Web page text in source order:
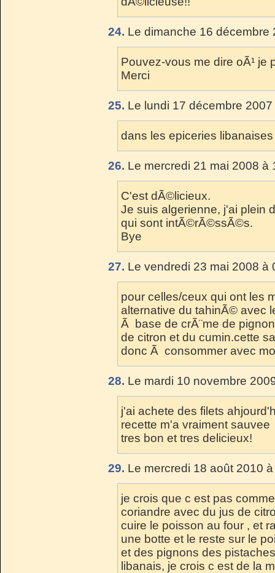
24. Le dimanche 16
Pouvez-vous me dire oÃ¹
Merci
25. Le lundi 17 décembre
dans les epiceries
26. Le mercredi 21 mai 2008 à
C'est dÃ©licieux.
Je suis algerienne, j'ai plein
qui sont intÃ©rÃ©ssÃ©s.
Bye
27. Le vendredi 23 mai 2008 à
pour celles/ceux qui ont les
alternative du tahinÃ© avec
Ã base de crÃ¨me de
de citron et du cumin.cette
donc Ã consommer avec
28. Le mardi 10 novembre
j'ai achete des filets
recette m'a vraiment sauvee
tres bon et tres delicieux!
29. Le mercredi 18 août 2010
je crois que c est pas
coriandre avec du jus de
cuire le poisson au four , et
une botte et le reste sur le
et des pignons des
libanais, je crois c est de la